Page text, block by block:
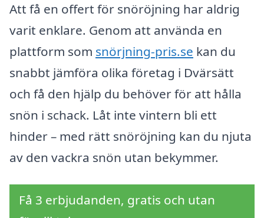
Att få en offert för snöröjning har aldrig
varit enklare. Genom att använda en
plattform som snörjning-pris.se kan du
snabbt jämföra olika företag i Dvärsätt
och få den hjälp du behöver för att hålla
snön i schack. Låt inte vintern bli ett
hinder – med rätt snöröjning kan du njuta
av den vackra snön utan bekymmer.
Få 3 erbjudanden, gratis och utan